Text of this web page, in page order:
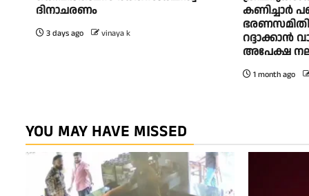
ദിനാചരണം
3 days ago vinaya k
കണിച്ചാർ
റദ്ദാക്കാൻ
അപേക്ഷ
1 month ago
YOU MAY HAVE MISSED